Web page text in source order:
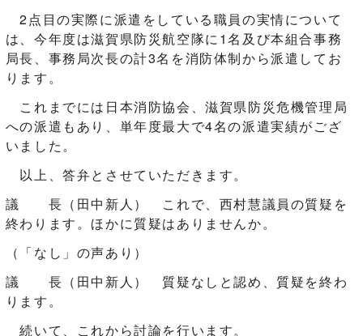
2点目の実際に派遣をしている職員の実情について
は、今年度は滋賀県防災航空隊に1名及び本組合事務
局長、事務局次長の計3名を消防体制から派遣してお
ります。
これまでには日本消防協会、滋賀県防災危機管理局
への派遣もあり、単年度最大で4名の派遣実績がござ
いました。
以上、答弁とさせていただきます。
議 長（田中新人） これで、西村慧議員の質疑を
終わります。ほかに質疑はありませんか。
（「なし」の声あり）
議 長（田中新人） 質疑なしと認め、質疑を終わ
ります。
続いて、これから討論を行います。